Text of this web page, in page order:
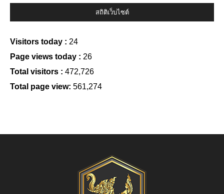
สถิติเว็บไซต์
Visitors today : 24
Page views today : 26
Total visitors : 472,726
Total page view: 561,274